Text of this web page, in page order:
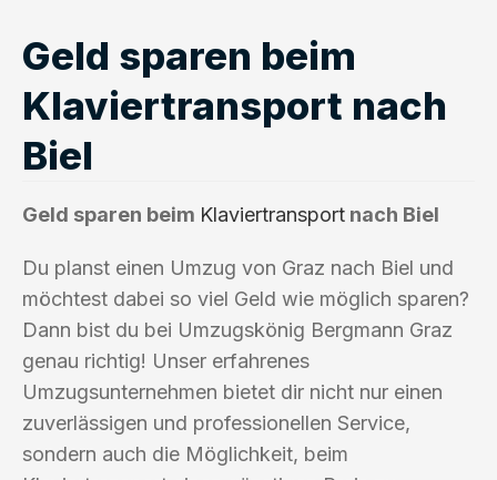
Geld sparen beim
Klaviertransport nach
Biel
Geld sparen beim Klaviertransport nach Biel
Du planst einen Umzug von Graz nach Biel und
möchtest dabei so viel Geld wie möglich sparen?
Dann bist du bei Umzugskönig Bergmann Graz
genau richtig! Unser erfahrenes
Umzugsunternehmen bietet dir nicht nur einen
zuverlässigen und professionellen Service,
sondern auch die Möglichkeit, beim